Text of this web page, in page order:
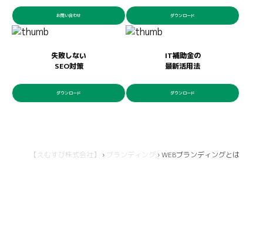
お問い合わせ ダウンロード
失敗しない
SEO対策
ダウンロード
IT補助金の
最新活用法
ダウンロード
【えむすび株式会社】 › ブランディング ›WEBブランディングとは